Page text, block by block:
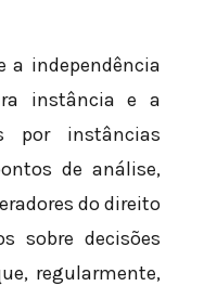
a independência
instância e a
por instâncias
de análise,
do direito
sobre decisões
regularmente,